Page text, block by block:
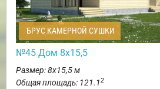
БРУС КАМЕРНОЙ СУШКИ
№45 Дом 8х15,5
Размер: 8х15,5 м
Общая площадь: 121.12